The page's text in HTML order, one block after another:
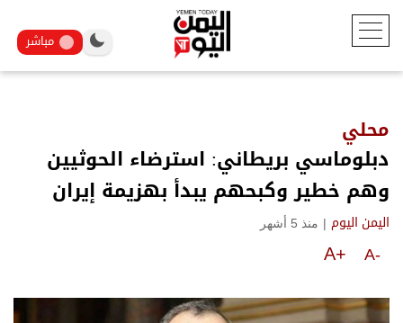
مباشر
محلي
دبلوماسي بريطاني: استرضاء الحوثيين
وهم خطير وكبحهم يبدأ بهزيمة إيران
اليمن اليوم | منذ 5 أشهر
A-
A+